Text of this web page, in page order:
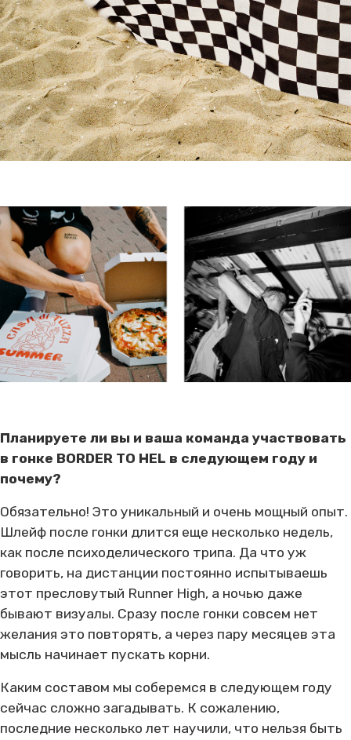
Планируете ли вы и ваша команда участвовать
в гонке BORDER TO HEL в следующем году и
почему?
Обязательно! Это уникальный и очень мощный опыт.
Шлейф после гонки длится еще несколько недель,
как после психоделического трипа. Да что уж
говорить, на дистанции постоянно испытываешь
этот пресловутый Runner High, а ночью даже
бывают визуалы. Сразу после гонки совсем нет
желания это повторять, а через пару месяцев эта
мысль начинает пускать корни.
Каким составом мы соберемся в следующем году
сейчас сложно загадывать. К сожалению,
последние несколько лет научили, что нельзя быть